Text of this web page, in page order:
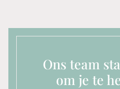
Ons team
om je te